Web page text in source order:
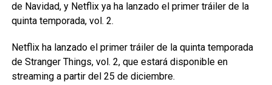
de Navidad, y Netflix ya ha lanzado el primer tráiler de la
quinta temporada, vol. 2.
Netflix ha lanzado el primer tráiler de la quinta temporada
de Stranger Things, vol. 2, que estará disponible en
streaming a partir del 25 de diciembre.